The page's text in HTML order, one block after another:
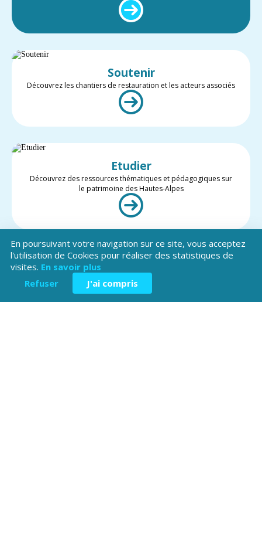
Soutenir
Découvrez les chantiers de restauration et les acteurs associés
Etudier
Découvrez des ressources thématiques et pédagogiques sur
le patrimoine des Hautes-Alpes
Valoriser
Restez informé des projets et des actualités du patrimoine des
Hautes-Alpes
En poursuivant votre navigation sur ce site, vous acceptez
l'utilisation de Cookies pour réaliser des statistiques de
visites. En savoir plus
Refuser
J'ai compris